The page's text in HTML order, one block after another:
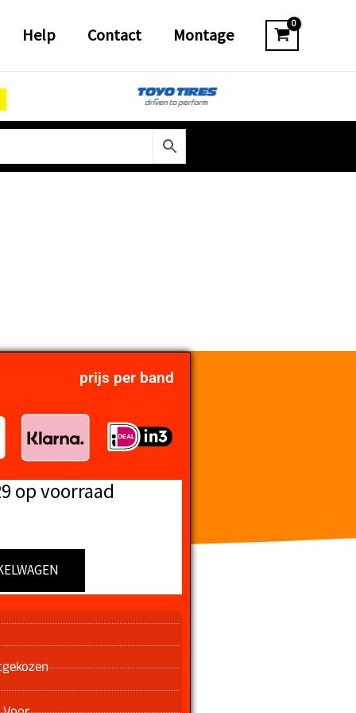
Help Contact Montage
prijs per band
op voorraad